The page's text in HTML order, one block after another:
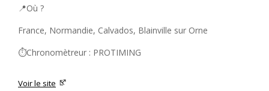
📍Où ?
France, Normandie, Calvados, Blainville sur Orne
⏱️Chronomètreur : PROTIMING
Voir le site